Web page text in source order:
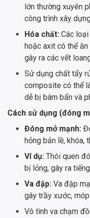
lớn thường xuyên
công trình xây
Hóa chất: Các
hoặc axit có thể
gây ra các vết
Sử dụng chất tẩy
composite có thể
dễ bị bám bẩn và
Cách sử dụng (đóng
Đóng mở mạnh:
hỏng bản lề, khóa,
Ví dụ: Thói quen
bị lỏng, gây ra
Va đập: Va đập
gây trầy xước,
Vô tình va chạm